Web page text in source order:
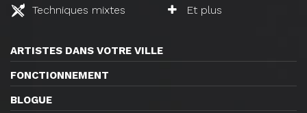
Techniques mixtes
Et plus
ARTISTES DANS VOTRE VILLE
FONCTIONNEMENT
BLOGUE